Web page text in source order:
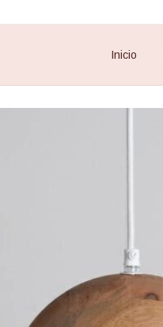
Inicio